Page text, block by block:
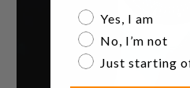
Are you a watch
Yes, I am
No, I’m not
Just starting